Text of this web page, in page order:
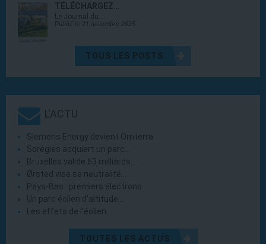
TÉLÉCHARGEZ…
Le Journal du…
Publié le 21 novembre 2025
TOUS LES POSTS
L'ACTU
Siemens Energy devient Omterra
Sorégies acquiert un parc…
Bruxelles valide 63 milliards…
Ørsted vise sa neutralité…
Pays-Bas : premiers électrons…
Un parc éolien d’altitude…
Les effets de l’éolien…
TOUTES LES ACTUS